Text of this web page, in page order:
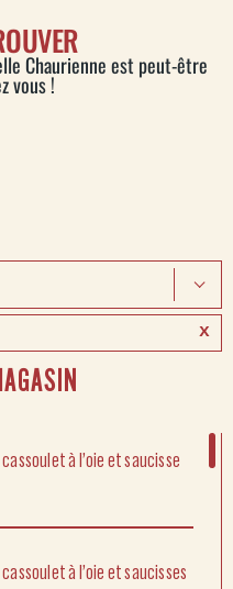
Chaurienne est peut-être
vous !
à l’oie et saucisse
à l’oie et saucisses